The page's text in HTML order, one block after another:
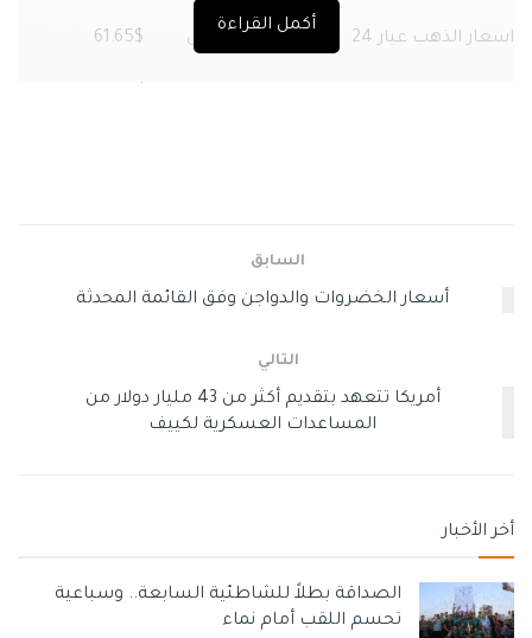
اسعار الذهب عيار 24 شيكل $61.65
سعر الذهب عيار 12 117.35 شيكل$30.83
اسعار جنيه الذهب1,643 شيكل$431.58
أكمل القراءة
السابق
أسعار الخضروات والدواجن وفق القائمة المحدثة
التالي
أمريكا تتعهد بتقديم أكثر من 43 مليار دولار من
المساعدات العسكرية لكييف
أخر الأخبار
الصداقة بطلاً للشاطئية السابعة.. وسباعية
تحسم اللقب أمام نماء